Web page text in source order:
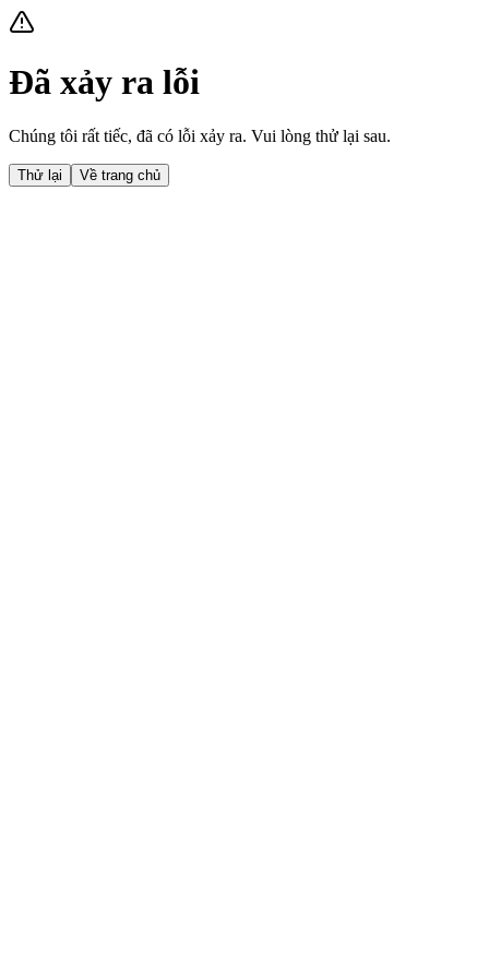
Đã xảy ra lỗi
Chúng tôi rất tiếc, đã có lỗi xảy ra. Vui lòng thử lại sau.
Thử lại Về trang chủ